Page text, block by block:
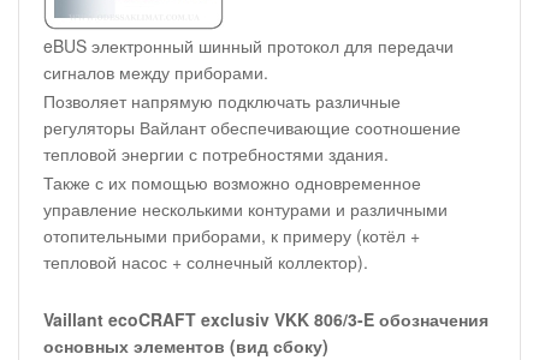
eBUS электронный шинный протокол для передачи
сигналов между приборами.
Позволяет напрямую подключать различные
регуляторы Вайлант обеспечивающие соотношение
тепловой энергии с потребностями здания.
Также с их помощью возможно одновременное
управление несколькими контурами и различными
отопительными приборами, к примеру (котёл +
тепловой насос + солнечный коллектор).
Vaillant ecoCRAFT exclusiv VKK 806/3-E обозначения
основных элементов (вид сбоку)